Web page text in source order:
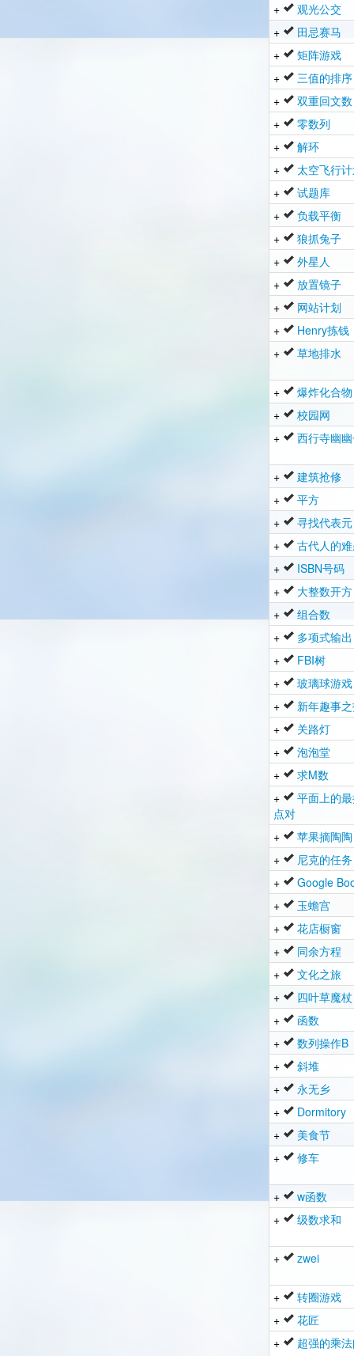
+
观光公交
+
田忌赛马
+
矩阵游戏
+
三值的排序
+
双重回文数
+
零数列
+
解环
+
太空飞行
+
试题库
+
负载平衡
+
狼抓兔子
+
外星人
+
放置镜子
+
网站计划
+
Henry拣钱
+
草地排水
+
爆炸化合物
+
校园网
+
西行寺幽
+
建筑抢修
+
平方
+
寻找代表元
+
古代人的
+
ISBN号码
+
大整数开方
+
组合数
+
多项式输出
+
FBI树
+
玻璃球游戏
+
新年趣事
+
关路灯
+
泡泡堂
+
求M数
+
平面上的
点对
+
苹果摘陶陶
+
尼克的任务
+
Google
+
玉蟾宫
+
花店橱窗
+
同余方程
+
文化之旅
+
四叶草魔杖
+
函数
+
数列操作B
+
斜堆
+
永无乡
+
Dormitory
+
美食节
+
修车
+
w函数
+
级数求和
+ zwei
+
转圈游戏
+
花匠
+
超强的乘